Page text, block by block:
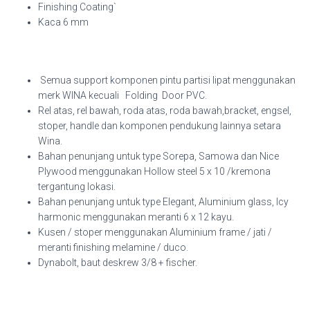
Finishing Coating`
Kaca 6 mm
Semua support komponen pintu partisi lipat menggunakan
merk WINA kecuali Folding Door PVC.
Rel atas, rel bawah, roda atas, roda bawah,bracket, engsel,
stoper, handle dan komponen pendukung lainnya setara
Wina.
Bahan penunjang untuk type Sorepa, Samowa dan Nice
Plywood menggunakan Hollow steel 5 x 10 /kremona
tergantung lokasi.
Bahan penunjang untuk type Elegant, Aluminium glass, Icy
harmonic menggunakan meranti 6 x 12 kayu.
Kusen / stoper menggunakan Aluminium frame / jati /
meranti finishing melamine / duco.
Dynabolt, baut deskrew 3/8 + fischer.